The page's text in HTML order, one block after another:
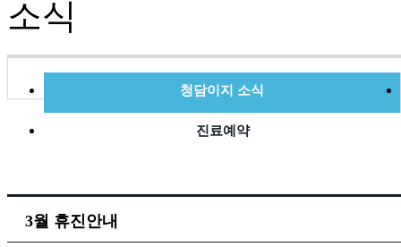
청담이지 소식
진료예약
3월 휴진안내